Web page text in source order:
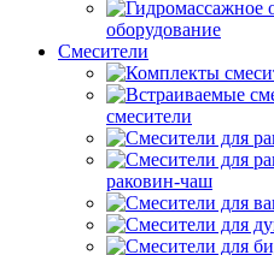
оборудование
Смесители
смесители
раковин-чаш